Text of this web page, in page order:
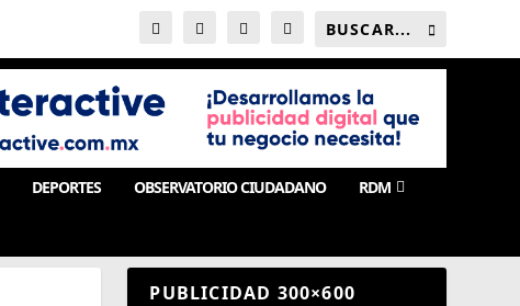
DEPORTES OBSERVATORIO CIUDADANO RDM
PUBLICIDAD 300×600